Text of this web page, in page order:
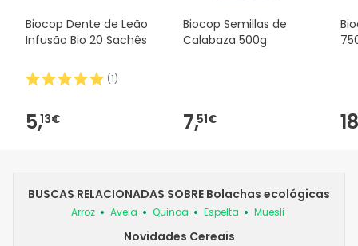
Biocop Dente de Leão
Infusão Bio 20 Sachês
(1)
5,13€
Biocop Semillas de
Calabaza 500g
7,51€
BUSCAS RELACIONADAS SOBRE Bolachas ecológicas
Arroz Aveia Quinoa Espelta Muesli
Novidades Cereais